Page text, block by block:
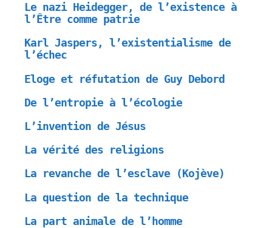
Le nazi Heidegger, de l’existence à
l’Être comme patrie
Karl Jaspers, l’existentialisme de
l’échec
Eloge et réfutation de Guy Debord
De l’entropie à l’écologie
L’invention de Jésus
La vérité des religions
La revanche de l’esclave (Kojève)
La question de la technique
La part animale de l’homme